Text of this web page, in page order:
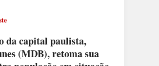
da capital paulista,
(MDB), retoma sua